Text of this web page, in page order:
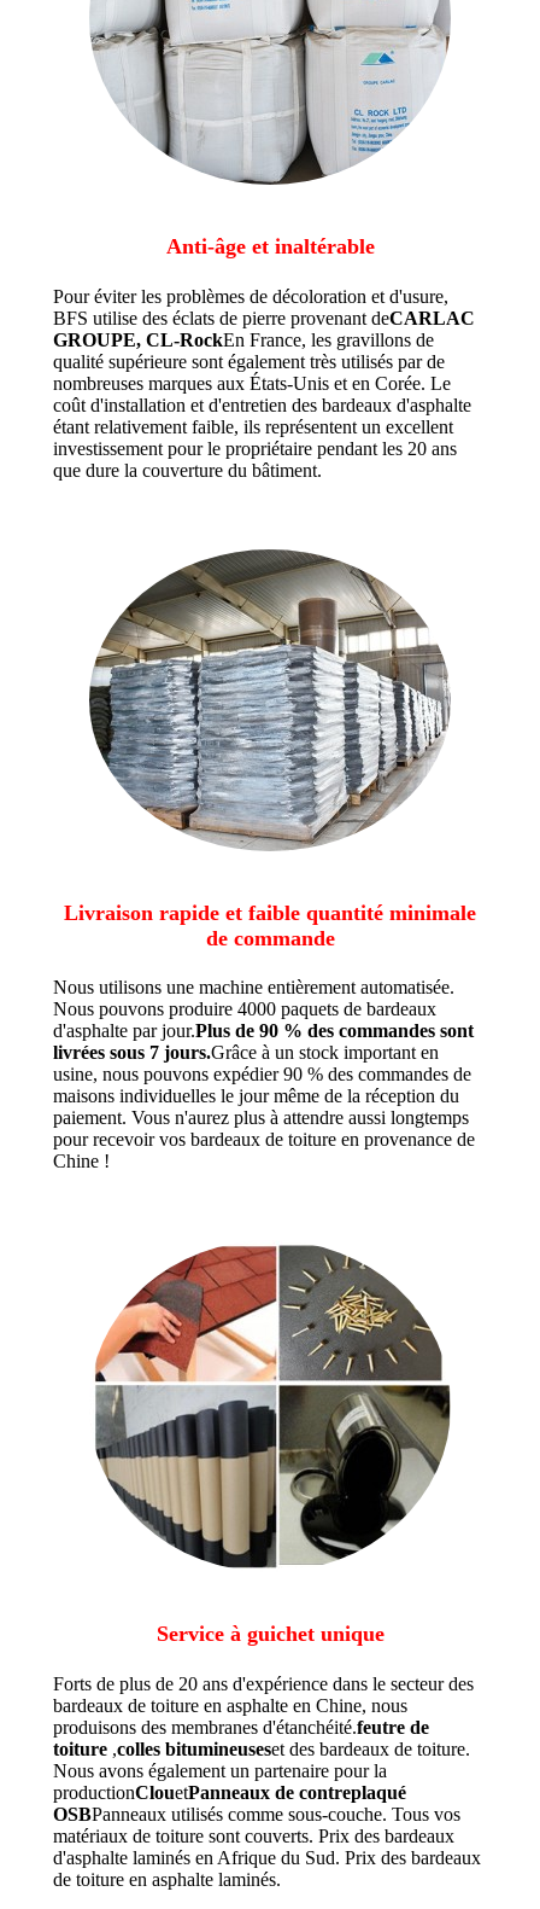
Anti-âge et inaltérable
Pour éviter les problèmes de décoloration et d'usure,
BFS utilise des éclats de pierre provenant deCARLAC
GROUPE, CL-RockEn France, les gravillons de
qualité supérieure sont également très utilisés par de
nombreuses marques aux États-Unis et en Corée. Le
coût d'installation et d'entretien des bardeaux d'asphalte
étant relativement faible, ils représentent un excellent
investissement pour le propriétaire pendant les 20 ans
que dure la couverture du bâtiment.
Livraison rapide et faible quantité minimale
de commande
Nous utilisons une machine entièrement automatisée.
Nous pouvons produire 4000 paquets de bardeaux
d'asphalte par jour.Plus de 90 % des commandes sont
livrées sous 7 jours.Grâce à un stock important en
usine, nous pouvons expédier 90 % des commandes de
maisons individuelles le jour même de la réception du
paiement. Vous n'aurez plus à attendre aussi longtemps
pour recevoir vos bardeaux de toiture en provenance de
Chine !
Service à guichet unique
Forts de plus de 20 ans d'expérience dans le secteur des
bardeaux de toiture en asphalte en Chine, nous
produisons des membranes d'étanchéité.feutre de
toiture ,colles bitumineuseset des bardeaux de toiture.
Nous avons également un partenaire pour la
productionClouetPanneaux de contreplaqué
OSBPanneaux utilisés comme sous-couche. Tous vos
matériaux de toiture sont couverts. Prix des bardeaux
d'asphalte laminés en Afrique du Sud. Prix des bardeaux
de toiture en asphalte laminés.